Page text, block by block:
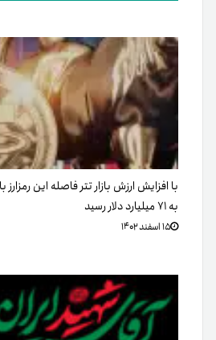
با افزایش ارزش بازار تتر فاصله این
به ۷۱ میلیارد دلار رسید
۱۵ اسفند ۱۴۰۲